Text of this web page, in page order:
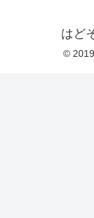
はど
©